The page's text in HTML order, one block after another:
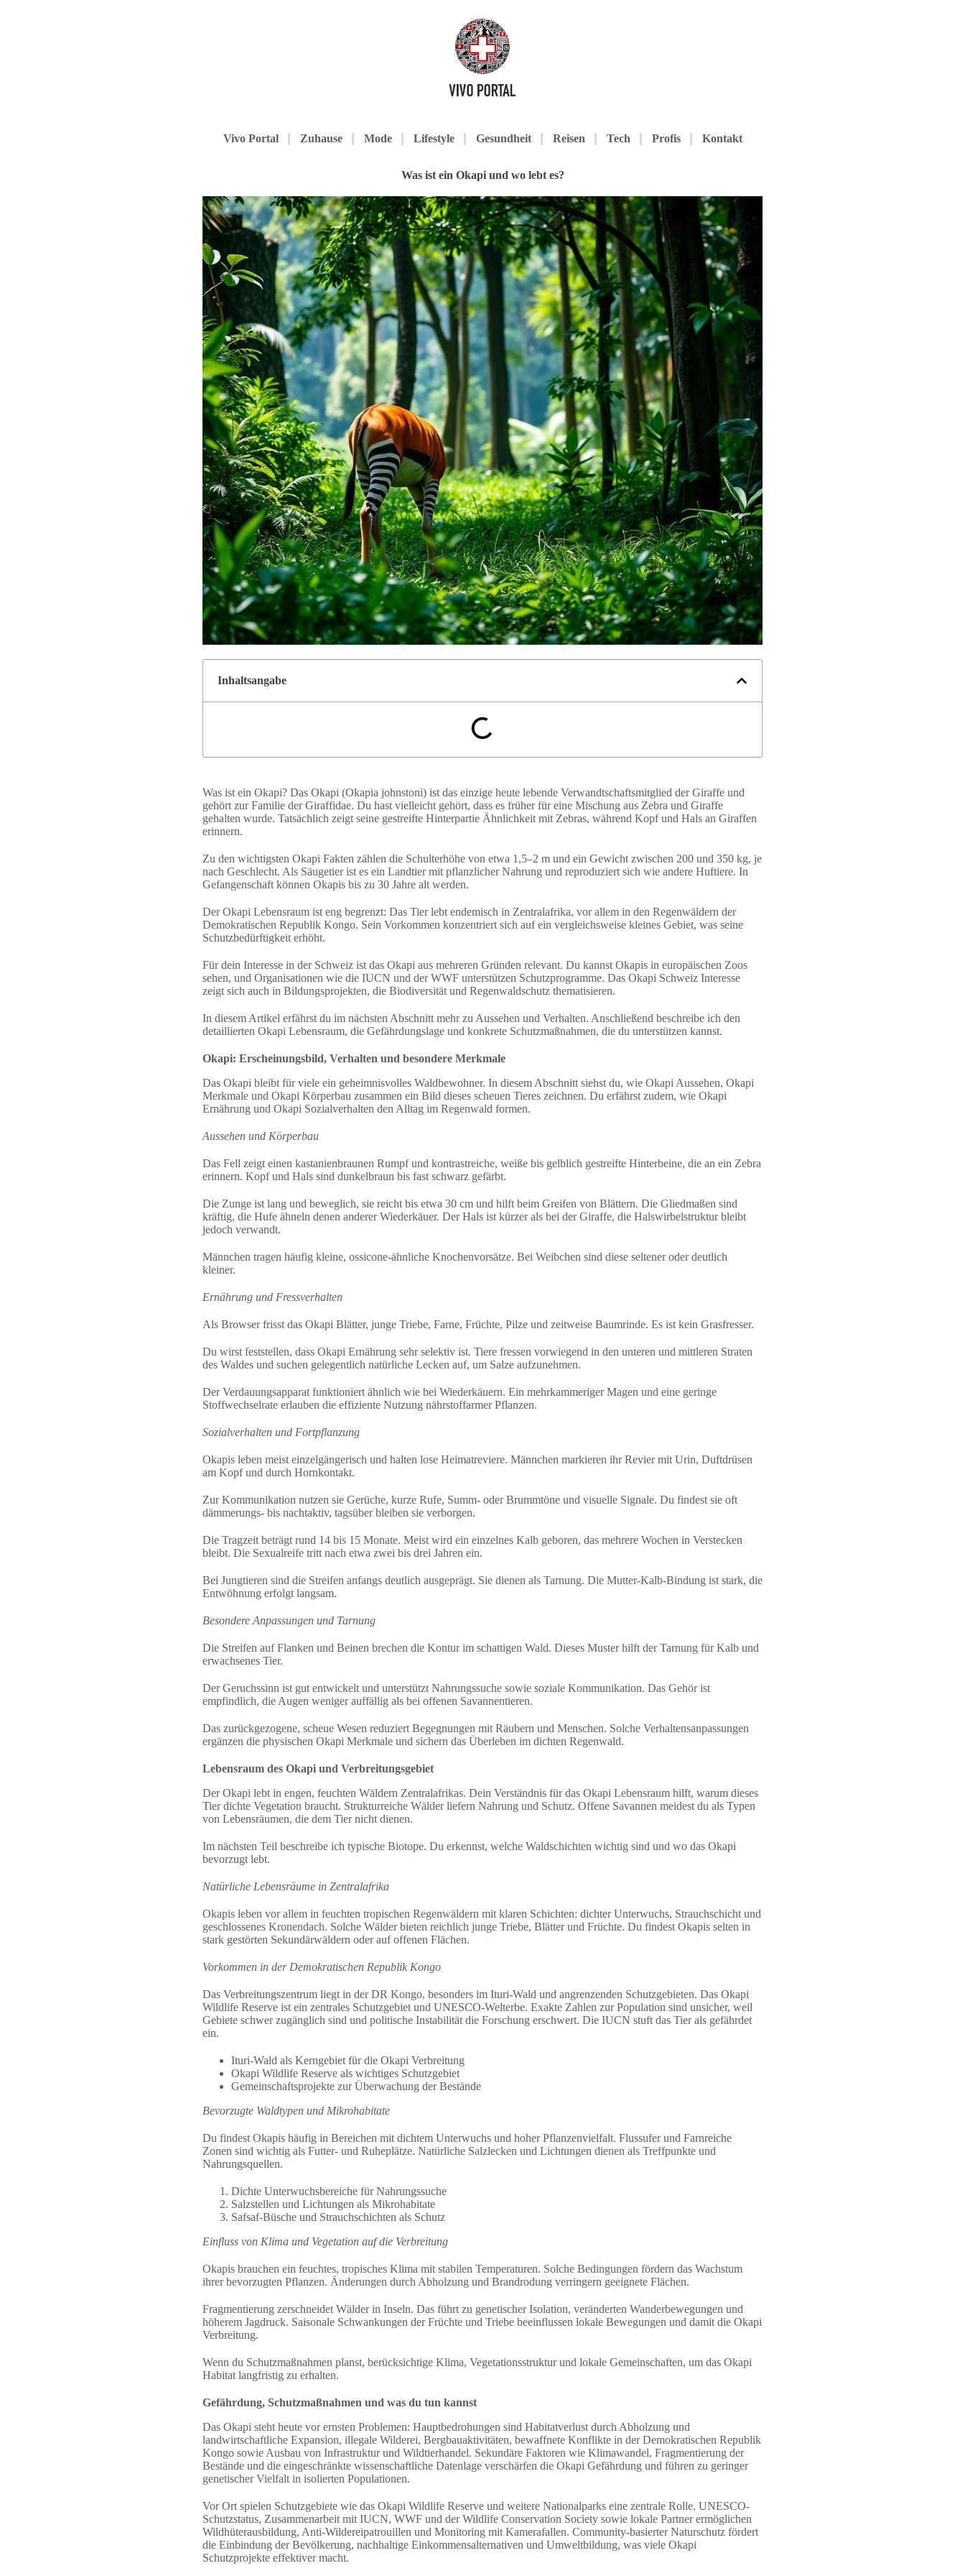
Vivo Portal Zuhause Mode Lifestyle Gesundheit Reisen Tech Profis Kontakt
Was ist ein Okapi und wo lebt es?
Inhaltsangabe
Was ist ein Okapi? Das Okapi (Okapia johnstoni) ist das einzige heute lebende Verwandtschaftsmitglied der Giraffe und
gehört zur Familie der Giraffidae. Du hast vielleicht gehört, dass es früher für eine Mischung aus Zebra und Giraffe
gehalten wurde. Tatsächlich zeigt seine gestreifte Hinterpartie Ähnlichkeit mit Zebras, während Kopf und Hals an Giraffen
erinnern.
Zu den wichtigsten Okapi Fakten zählen die Schulterhöhe von etwa 1,5–2 m und ein Gewicht zwischen 200 und 350 kg, je
nach Geschlecht. Als Säugetier ist es ein Landtier mit pflanzlicher Nahrung und reproduziert sich wie andere Huftiere. In
Gefangenschaft können Okapis bis zu 30 Jahre alt werden.
Der Okapi Lebensraum ist eng begrenzt: Das Tier lebt endemisch in Zentralafrika, vor allem in den Regenwäldern der
Demokratischen Republik Kongo. Sein Vorkommen konzentriert sich auf ein vergleichsweise kleines Gebiet, was seine
Schutzbedürftigkeit erhöht.
Für dein Interesse in der Schweiz ist das Okapi aus mehreren Gründen relevant. Du kannst Okapis in europäischen Zoos
sehen, und Organisationen wie die IUCN und der WWF unterstützen Schutzprogramme. Das Okapi Schweiz Interesse
zeigt sich auch in Bildungsprojekten, die Biodiversität und Regenwaldschutz thematisieren.
In diesem Artikel erfährst du im nächsten Abschnitt mehr zu Aussehen und Verhalten. Anschließend beschreibe ich den
detaillierten Okapi Lebensraum, die Gefährdungslage und konkrete Schutzmaßnahmen, die du unterstützen kannst.
Okapi: Erscheinungsbild, Verhalten und besondere Merkmale
Das Okapi bleibt für viele ein geheimnisvolles Waldbewohner. In diesem Abschnitt siehst du, wie Okapi Aussehen, Okapi
Merkmale und Okapi Körperbau zusammen ein Bild dieses scheuen Tieres zeichnen. Du erfährst zudem, wie Okapi
Ernährung und Okapi Sozialverhalten den Alltag im Regenwald formen.
Aussehen und Körperbau
Das Fell zeigt einen kastanienbraunen Rumpf und kontrastreiche, weiße bis gelblich gestreifte Hinterbeine, die an ein Zebra
erinnern. Kopf und Hals sind dunkelbraun bis fast schwarz gefärbt.
Die Zunge ist lang und beweglich, sie reicht bis etwa 30 cm und hilft beim Greifen von Blättern. Die Gliedmaßen sind
kräftig, die Hufe ähneln denen anderer Wiederkäuer. Der Hals ist kürzer als bei der Giraffe, die Halswirbelstruktur bleibt
jedoch verwandt.
Männchen tragen häufig kleine, ossicone-ähnliche Knochenvorsätze. Bei Weibchen sind diese seltener oder deutlich
kleiner.
Ernährung und Fressverhalten
Als Browser frisst das Okapi Blätter, junge Triebe, Farne, Früchte, Pilze und zeitweise Baumrinde. Es ist kein Grasfresser.
Du wirst feststellen, dass Okapi Ernährung sehr selektiv ist. Tiere fressen vorwiegend in den unteren und mittleren Straten
des Waldes und suchen gelegentlich natürliche Lecken auf, um Salze aufzunehmen.
Der Verdauungsapparat funktioniert ähnlich wie bei Wiederkäuern. Ein mehrkammeriger Magen und eine geringe
Stoffwechselrate erlauben die effiziente Nutzung nährstoffarmer Pflanzen.
Sozialverhalten und Fortpflanzung
Okapis leben meist einzelgängerisch und halten lose Heimatreviere. Männchen markieren ihr Revier mit Urin, Duftdrüsen
am Kopf und durch Hornkontakt.
Zur Kommunikation nutzen sie Gerüche, kurze Rufe, Summ- oder Brummtöne und visuelle Signale. Du findest sie oft
dämmerungs- bis nachtaktiv, tagsüber bleiben sie verborgen.
Die Tragzeit beträgt rund 14 bis 15 Monate. Meist wird ein einzelnes Kalb geboren, das mehrere Wochen in Verstecken
bleibt. Die Sexualreife tritt nach etwa zwei bis drei Jahren ein.
Bei Jungtieren sind die Streifen anfangs deutlich ausgeprägt. Sie dienen als Tarnung. Die Mutter-Kalb-Bindung ist stark, die
Entwöhnung erfolgt langsam.
Besondere Anpassungen und Tarnung
Die Streifen auf Flanken und Beinen brechen die Kontur im schattigen Wald. Dieses Muster hilft der Tarnung für Kalb und
erwachsenes Tier.
Der Geruchssinn ist gut entwickelt und unterstützt Nahrungssuche sowie soziale Kommunikation. Das Gehör ist
empfindlich, die Augen weniger auffällig als bei offenen Savannentieren.
Das zurückgezogene, scheue Wesen reduziert Begegnungen mit Räubern und Menschen. Solche Verhaltensanpassungen
ergänzen die physischen Okapi Merkmale und sichern das Überleben im dichten Regenwald.
Lebensraum des Okapi und Verbreitungsgebiet
Der Okapi lebt in engen, feuchten Wäldern Zentralafrikas. Dein Verständnis für das Okapi Lebensraum hilft, warum dieses
Tier dichte Vegetation braucht. Strukturreiche Wälder liefern Nahrung und Schutz. Offene Savannen meidest du als Typen
von Lebensräumen, die dem Tier nicht dienen.
Im nächsten Teil beschreibe ich typische Biotope. Du erkennst, welche Waldschichten wichtig sind und wo das Okapi
bevorzugt lebt.
Natürliche Lebensräume in Zentralafrika
Okapis leben vor allem in feuchten tropischen Regenwäldern mit klaren Schichten: dichter Unterwuchs, Strauchschicht und
geschlossenes Kronendach. Solche Wälder bieten reichlich junge Triebe, Blätter und Früchte. Du findest Okapis selten in
stark gestörten Sekundärwäldern oder auf offenen Flächen.
Vorkommen in der Demokratischen Republik Kongo
Das Verbreitungszentrum liegt in der DR Kongo, besonders im Ituri-Wald und angrenzenden Schutzgebieten. Das Okapi
Wildlife Reserve ist ein zentrales Schutzgebiet und UNESCO-Welterbe. Exakte Zahlen zur Population sind unsicher, weil
Gebiete schwer zugänglich sind und politische Instabilität die Forschung erschwert. Die IUCN stuft das Tier als gefährdet
ein.
Ituri-Wald als Kerngebiet für die Okapi Verbreitung
Okapi Wildlife Reserve als wichtiges Schutzgebiet
Gemeinschaftsprojekte zur Überwachung der Bestände
Bevorzugte Waldtypen und Mikrohabitate
Du findest Okapis häufig in Bereichen mit dichtem Unterwuchs und hoher Pflanzenvielfalt. Flussufer und Farnreiche
Zonen sind wichtig als Futter- und Ruheplätze. Natürliche Salzlecken und Lichtungen dienen als Treffpunkte und
Nahrungsquellen.
Dichte Unterwuchsbereiche für Nahrungssuche
Salzstellen und Lichtungen als Mikrohabitate
Safsaf-Büsche und Strauchschichten als Schutz
Einfluss von Klima und Vegetation auf die Verbreitung
Okapis brauchen ein feuchtes, tropisches Klima mit stabilen Temperaturen. Solche Bedingungen fördern das Wachstum
ihrer bevorzugten Pflanzen. Änderungen durch Abholzung und Brandrodung verringern geeignete Flächen.
Fragmentierung zerschneidet Wälder in Inseln. Das führt zu genetischer Isolation, veränderten Wanderbewegungen und
höherem Jagdruck. Saisonale Schwankungen der Früchte und Triebe beeinflussen lokale Bewegungen und damit die Okapi
Verbreitung.
Wenn du Schutzmaßnahmen planst, berücksichtige Klima, Vegetationsstruktur und lokale Gemeinschaften, um das Okapi
Habitat langfristig zu erhalten.
Gefährdung, Schutzmaßnahmen und was du tun kannst
Das Okapi steht heute vor ernsten Problemen: Hauptbedrohungen sind Habitatverlust durch Abholzung und
landwirtschaftliche Expansion, illegale Wilderei, Bergbauaktivitäten, bewaffnete Konflikte in der Demokratischen Republik
Kongo sowie Ausbau von Infrastruktur und Wildtierhandel. Sekundäre Faktoren wie Klimawandel, Fragmentierung der
Bestände und die eingeschränkte wissenschaftliche Datenlage verschärfen die Okapi Gefährdung und führen zu geringer
genetischer Vielfalt in isolierten Populationen.
Vor Ort spielen Schutzgebiete wie das Okapi Wildlife Reserve und weitere Nationalparks eine zentrale Rolle. UNESCO-
Schutzstatus, Zusammenarbeit mit IUCN, WWF und der Wildlife Conservation Society sowie lokale Partner ermöglichen
Wildhüterausbildung, Anti-Wildereipatrouillen und Monitoring mit Kamerafallen. Community-basierter Naturschutz fördert
die Einbindung der Bevölkerung, nachhaltige Einkommensalternativen und Umweltbildung, was viele Okapi
Schutzprojekte effektiver macht.